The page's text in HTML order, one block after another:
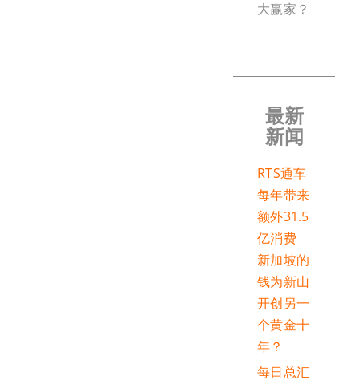
大赢家？
最新
新闻
RTS通车
每年带来
额外31.5
亿消费
新加坡的
钱为新山
开创另一
个黄金十
年？
每日总汇